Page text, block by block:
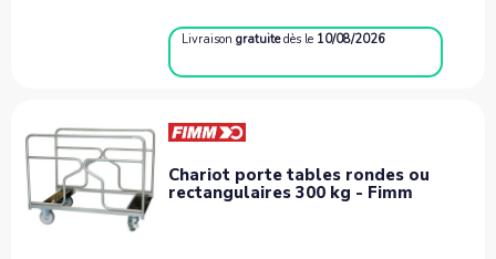
Livraisongratuite dès le 10/08/2026
Chariot porte tables rondes ou
rectangulaires 300 kg - Fimm